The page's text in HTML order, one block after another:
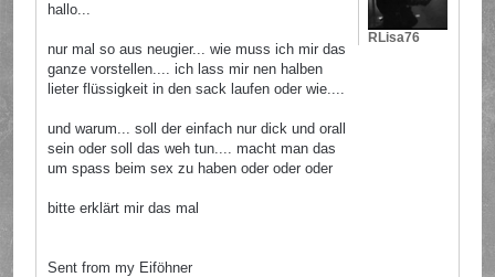
hallo...
nur mal so aus neugier... wie muss ich mir das
ganze vorstellen.... ich lass mir nen halben
lieter flüssigkeit in den sack laufen oder wie....
und warum... soll der einfach nur dick und orall
sein oder soll das weh tun.... macht man das
um spass beim sex zu haben oder oder oder
bitte erklärt mir das mal
Sent from my Eiföhner
RLisa76